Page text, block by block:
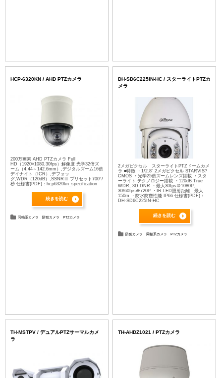
HCP-6320KN / AHD PTZカメラ
200万画素 AHD PTZカメラ Full
HD（1920×1080,30fps）解像度 光学32倍ズ
ーム（4.44～142.6mm）,デジタルズーム16倍
デイナイト（ICR）,デフォッ
グ,WDR（120dB）,SSNRⅢ プリセット700°/
秒 仕様書(PDF)：hcp6320kn_specification
続きを読む
同軸系カメラ 防犯カメラ PTZカメラ
DH-SD6C225IN-HC / スターライトPTZカ
メラ
2メガピクセル スターライトPTZドームカメ
ラ ■特徴 ・1/2.8” 2メガピクセル STARVIS?
CMOS ・光学25倍ズームレンズ搭載 ・スタ
ーライト テクノロジー搭載 ・120dB True
WDR, 3D DNR ・最大30fps＠1080P、
30/60fps＠720P ・IR LED照射距離 最大
150m ・防水防塵性能 IP66 仕様書(PDF)：
DH-SD6C225IN-HC
続きを読む
防犯カメラ 同軸系カメラ PTZカメラ
TH-MSTPV / デュアルPTZサーマルカメ
ラ
TH-AHDZ1021 / PTZカメラ